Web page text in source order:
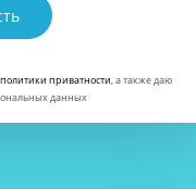
политики приватности, а также даю
данных